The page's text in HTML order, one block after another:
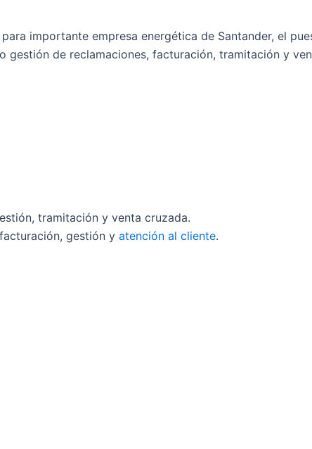
importante empresa energética de Santander, el
gestión de reclamaciones, facturación, tramitación y
tramitación y venta cruzada.
gestión y atención al cliente.